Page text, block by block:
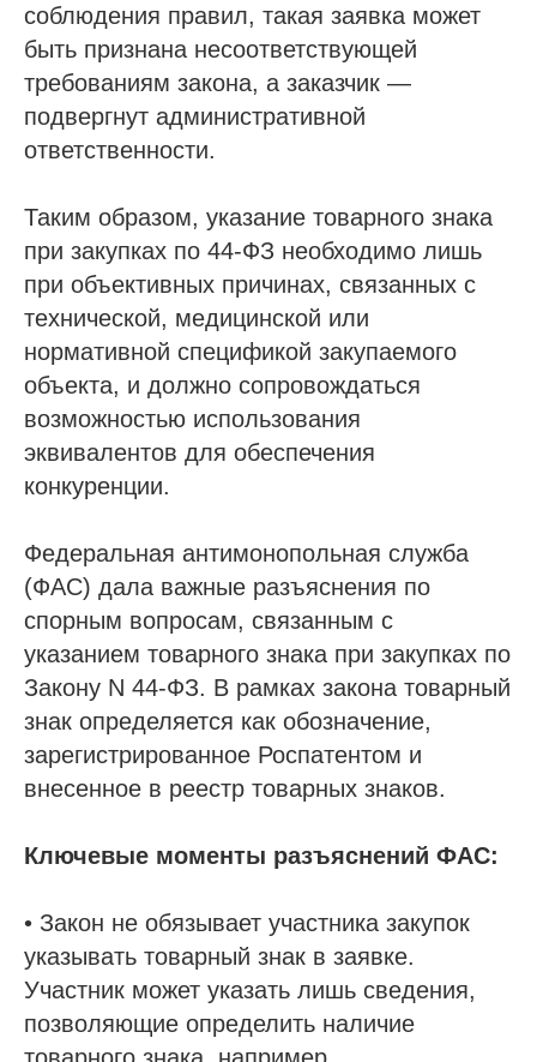
соблюдения правил, такая заявка может
быть признана несоответствующей
требованиям закона, а заказчик —
подвергнут административной
ответственности.
Таким образом, указание товарного знака
при закупках по 44-ФЗ необходимо лишь
при объективных причинах, связанных с
технической, медицинской или
нормативной спецификой закупаемого
объекта, и должно сопровождаться
возможностью использования
эквивалентов для обеспечения
конкуренции.
Федеральная антимонопольная служба
(ФАС) дала важные разъяснения по
спорным вопросам, связанным с
указанием товарного знака при закупках по
Закону N 44-ФЗ. В рамках закона товарный
знак определяется как обозначение,
зарегистрированное Роспатентом и
внесенное в реестр товарных знаков.
Ключевые моменты разъяснений ФАС:
• Закон не обязывает участника закупок
указывать товарный знак в заявке.
Участник может указать лишь сведения,
позволяющие определить наличие
товарного знака, например